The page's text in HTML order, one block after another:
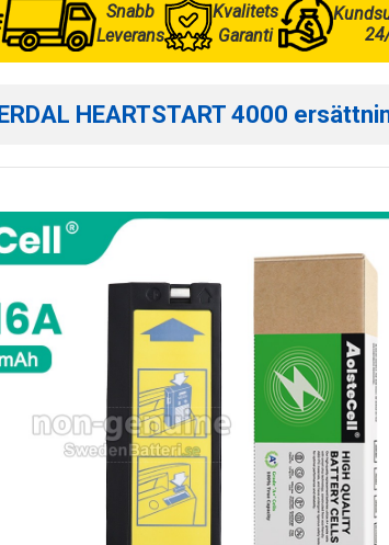
Snabb
Leverans
Kvalitets
Garanti
HEARTSTART 4000